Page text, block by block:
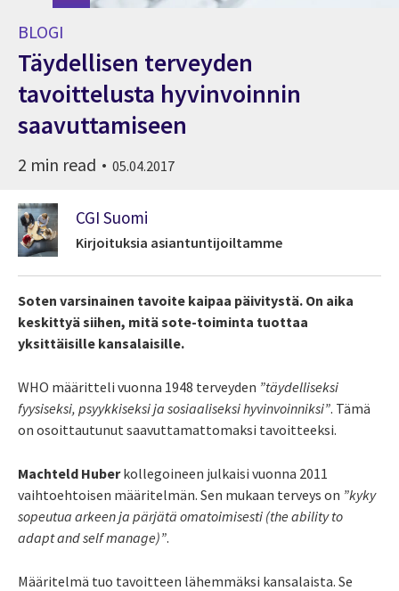
BLOGI
Täydellisen terveyden
tavoittelusta hyvinvoinnin
saavuttamiseen
2 min read 05.04.2017
CGI Suomi
Kirjoituksia asiantuntijoiltamme
Soten varsinainen tavoite kaipaa päivitystä. On aika
keskittyä siihen, mitä sote-toiminta tuottaa
yksittäisille kansalaisille.
WHO määritteli vuonna 1948 terveyden ”täydelliseksi
fyysiseksi, psyykkiseksi ja sosiaaliseksi hyvinvoinniksi”. Tämä
on osoittautunut saavuttamattomaksi tavoitteeksi.
Machteld Huberkollegoineen julkaisi vuonna 2011
vaihtoehtoisen määritelmän. Sen mukaan terveys on ”kyky
sopeutua arkeen ja pärjätä omatoimisesti (the ability to
adapt and self manage)”.
Määritelmä tuo tavoitteen lähemmäksi kansalaista. Se